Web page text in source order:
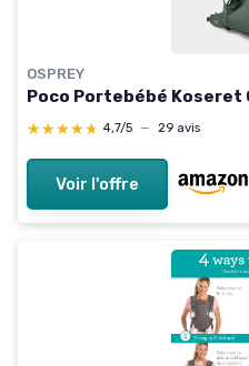
OSPREY
Poco Portebébé Koseret
★★★★★
★★★★★ 4,7/5 — 29 avis
Voir l'offre